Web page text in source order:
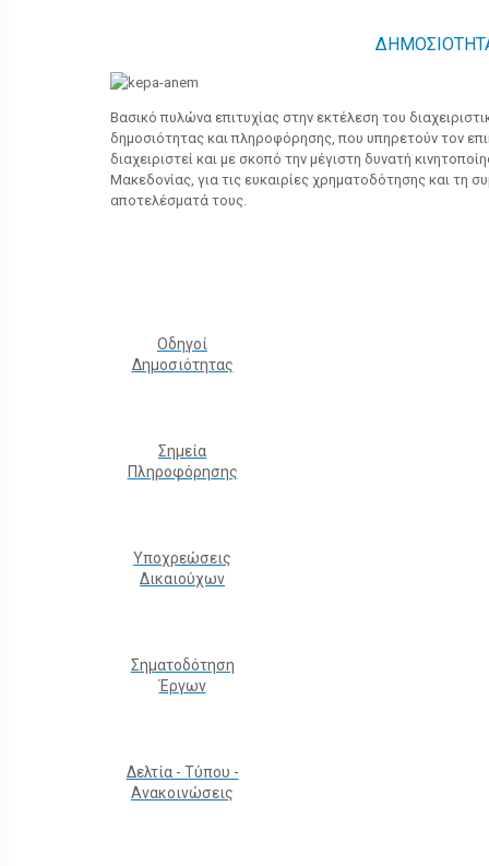
Βασικό πυλώνα επιτυχίας στην εκτέλεση του
δημοσιότητας και πληροφόρησης, που υπηρετούν τον
διαχειριστεί και με σκοπό την μέγιστη δυνατή
Μακεδονίας, για τις ευκαιρίες χρηματοδότησης και τη
αποτελέσματά τους.
Οδηγοί
Δημοσιότητας
Σημεία
Πληροφόρησης
Υποχρεώσεις
Δικαιούχων
Σηματοδότηση
Έργων
Δελτία - Τύπου -
Ανακοινώσεις